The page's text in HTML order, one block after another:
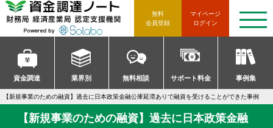
マイページ
ログイン
無料
会員登録
資金調達 業界別 無料相談 サポート料金 事例集
t
o
g
l
e
n
a
v
i
【新規事業のための融資】過去に日本政策金融公庫延滞ありで融資を受けることができた事例
【新規事業のための融資】過去に日本政策金融